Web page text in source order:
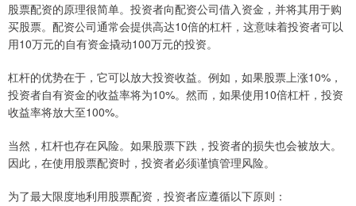
股票配资的原理很简单。投资者向配资公司借入资金，并将其用于购
买股票。配资公司通常会提供高达10倍的杠杆，这意味着投资者可以
用10万元的自有资金撬动100万元的投资。
杠杆的优势在于，它可以放大投资收益。例如，如果股票上涨10%，
投资者自有资金的收益率将为10%。然而，如果使用10倍杠杆，投资
收益率将放大至100%。
当然，杠杆也存在风险。如果股票下跌，投资者的损失也会被放大。
因此，在使用股票配资时，投资者必须谨慎管理风险。
为了最大限度地利用股票配资，投资者应遵循以下原则：